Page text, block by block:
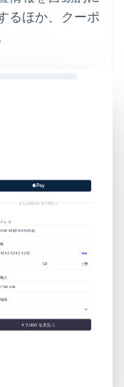
るほか、クーポ
または別の方法で支払う
ドレス
4242 4242
123
人
Yamada
域
￥7,000 を支払う